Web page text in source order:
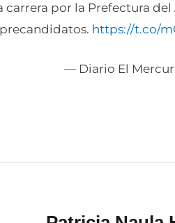
carrera por la Prefectura
precandidatos. https://t.co/
— Diario El